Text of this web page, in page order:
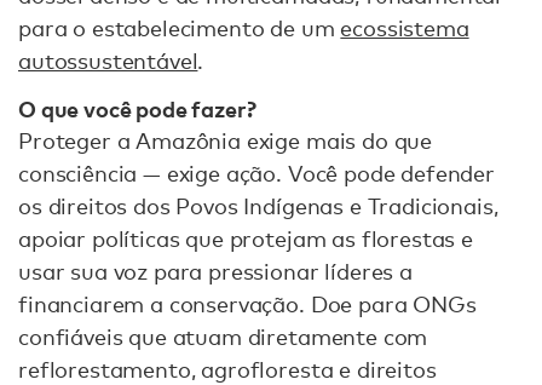
para o estabelecimento de um ecossistema
autossustentável.
O que você pode fazer?
Proteger a Amazônia exige mais do que
consciência — exige ação. Você pode defender
os direitos dos Povos Indígenas e Tradicionais,
apoiar políticas que protejam as florestas e
usar sua voz para pressionar líderes a
financiarem a conservação. Doe para ONGs
confiáveis que atuam diretamente com
reflorestamento, agrofloresta e direitos